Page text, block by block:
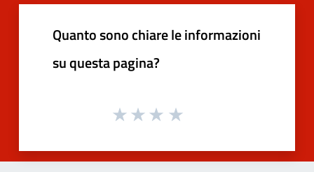
Quanto sono chiare le informazioni
su questa pagina?